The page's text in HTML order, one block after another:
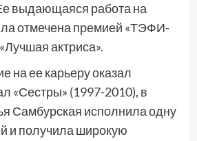
выдающаяся работа на
отмечена премией «ТЭФИ-
актриса».
на ее карьеру оказал
«Сестры» (1997-2010), в
Самбурская исполнила одну
и получила широкую